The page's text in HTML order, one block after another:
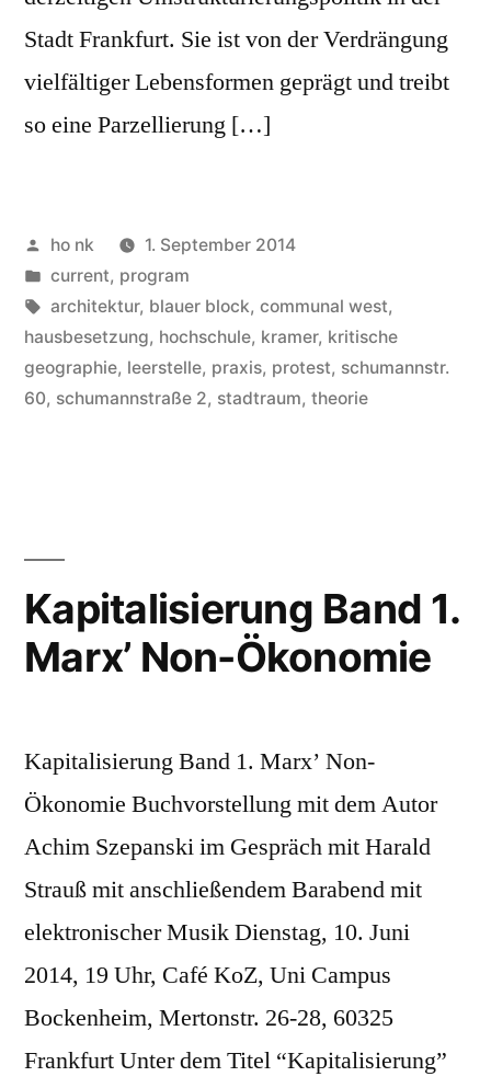
Stadt Frankfurt. Sie ist von der Verdrängung
vielfältiger Lebensformen geprägt und treibt
so eine Parzellierung […]
Posted
by
ho nk
1. September 2014
Posted
in
current, program
Tags:
architektur, blauer block, communal west,
hausbesetzung, hochschule, kramer, kritische
geographie, leerstelle, praxis, protest, schumannstr.
60, schumannstraße 2, stadtraum, theorie
Kapitalisierung Band 1.
Marx’ Non-Ökonomie
Kapitalisierung Band 1. Marx’ Non-
Ökonomie Buchvorstellung mit dem Autor
Achim Szepanski im Gespräch mit Harald
Strauß mit anschließendem Barabend mit
elektronischer Musik Dienstag, 10. Juni
2014, 19 Uhr, Café KoZ, Uni Campus
Bockenheim, Mertonstr. 26-28, 60325
Frankfurt Unter dem Titel “Kapitalisierung”